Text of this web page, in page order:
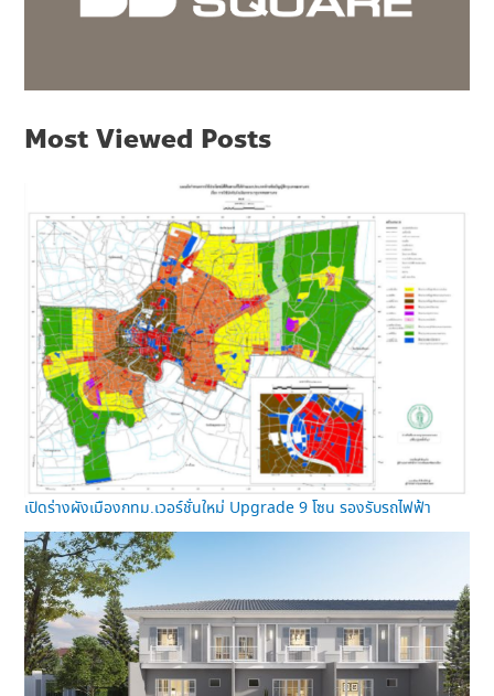
Most Viewed Posts
เปิดร่างผังเมืองกทม.เวอร์ชั่นใหม่ Upgrade 9 โซน รองรับรถไฟฟ้า